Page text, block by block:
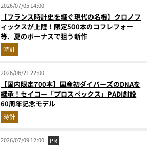
2026/07/05 14:00
【フランス時計史を継ぐ現代の名機】クロノフ
ィックスが上陸！限定500本のコフレフォー
等、夏のボーナスで狙う新作
時計
2026/06/21 22:00
【国内限定700本】国産初ダイバーズのDNAを
継承！セイコー「プロスペックス」PADI創設
60周年記念モデル
時計
2026/07/09 12:00 PR